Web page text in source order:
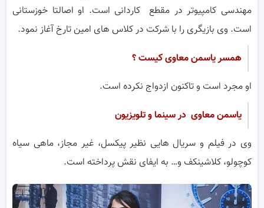
مهندسی کامپیوتر در مقطع کاردانی است. او اصالتا خوزستانی
است. وی بازیگری را با شرکت در کلاس های امین تارخ آغاز نمود.
همسریاسمن معاویکیست ؟
او مجرد است و تاکنون ازدواج نکرده است.
یاسمن معاوی در سینما و تلویزیون
وی در فیلم و سریال هایی نظیر پیکسل، غیر مجاز، ماهی سیاه
کوچولو، کلاشینکف و… به ایفای نقش پرداخته است.